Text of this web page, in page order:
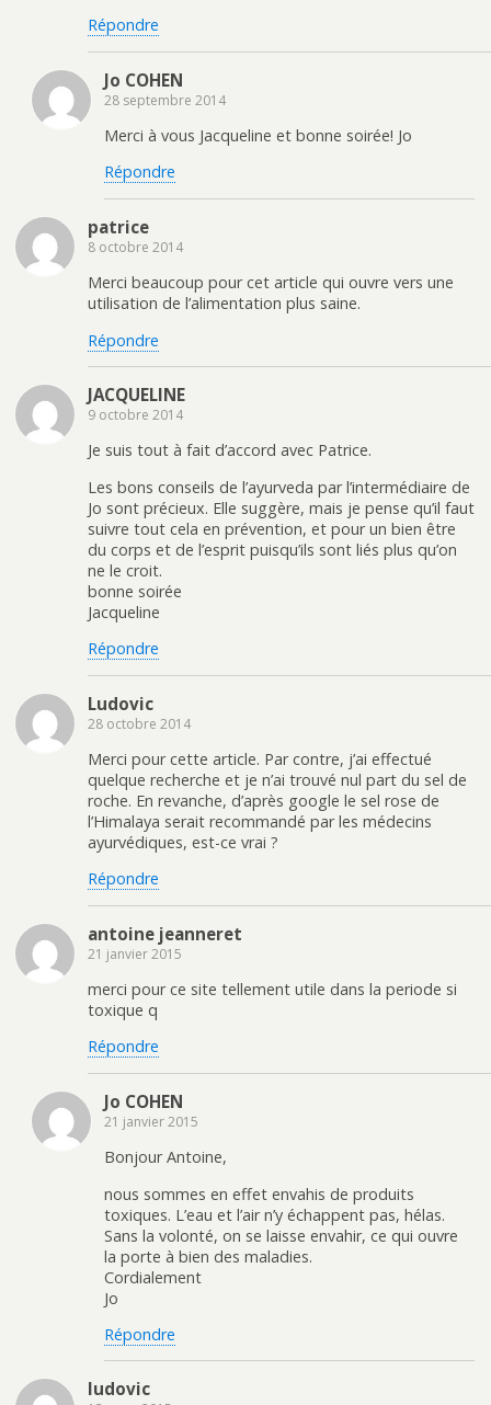
Répondre
Jo COHEN
28 septembre 2014
Merci à vous Jacqueline et bonne soirée! Jo
Répondre
patrice
8 octobre 2014
Merci beaucoup pour cet article qui ouvre vers une
utilisation de l’alimentation plus saine.
Répondre
JACQUELINE
9 octobre 2014
Je suis tout à fait d’accord avec Patrice.
Les bons conseils de l’ayurveda par l’intermédiaire de
Jo sont précieux. Elle suggère, mais je pense qu’il faut
suivre tout cela en prévention, et pour un bien être
du corps et de l’esprit puisqu’ils sont liés plus qu’on
ne le croit.
bonne soirée
Jacqueline
Répondre
Ludovic
28 octobre 2014
Merci pour cette article. Par contre, j’ai effectué
quelque recherche et je n’ai trouvé nul part du sel de
roche. En revanche, d’après google le sel rose de
l’Himalaya serait recommandé par les médecins
ayurvédiques, est-ce vrai ?
Répondre
antoine jeanneret
21 janvier 2015
merci pour ce site tellement utile dans la periode si
toxique q
Répondre
Jo COHEN
21 janvier 2015
Bonjour Antoine,
nous sommes en effet envahis de produits
toxiques. L’eau et l’air n’y échappent pas, hélas.
Sans la volonté, on se laisse envahir, ce qui ouvre
la porte à bien des maladies.
Cordialement
Jo
Répondre
ludovic